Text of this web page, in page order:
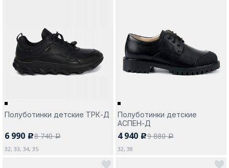
Полуботинки детские ТРК-Д
6 990 c8 740a
32, 33, 34, 35
Полуботинки детские
АСПЕН-Д
4 940 c9 880a
32, 38